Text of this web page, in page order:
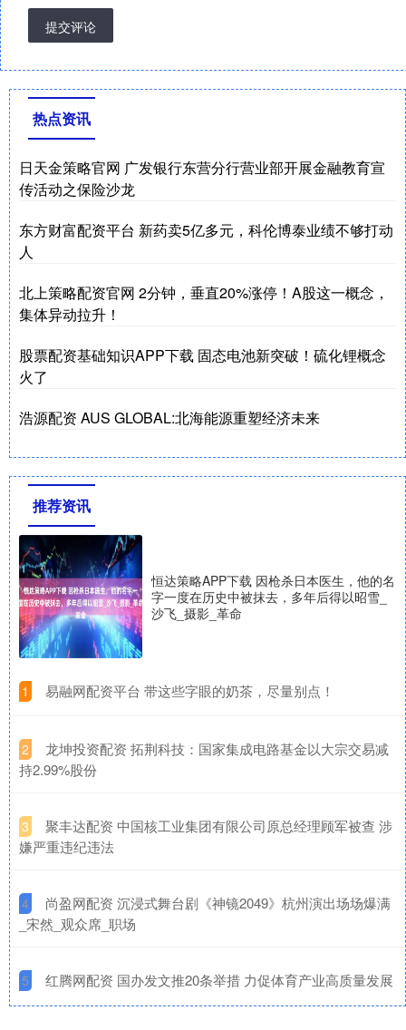
提交评论
热点资讯
日天金策略官网 广发银行东营分行营业部开展金融教育宣
传活动之保险沙龙
东方财富配资平台 新药卖5亿多元，科伦博泰业绩不够打动
人
北上策略配资官网 2分钟，垂直20%涨停！A股这一概念，
集体异动拉升！
股票配资基础知识APP下载 固态电池新突破！硫化锂概念
火了
浩源配资 AUS GLOBAL:北海能源重塑经济未来
推荐资讯
恒达策略APP下载 因枪杀日本医生，他的名
字一度在历史中被抹去，多年后得以昭雪_
沙飞_摄影_革命
1 ​易融网配资平台 带这些字眼的奶茶，尽量别点！
2
​龙坤投资配资 拓荆科技：国家集成电路基金以大宗交易减
持2.99%股份
3
​聚丰达配资 中国核工业集团有限公司原总经理顾军被查 涉
嫌严重违纪违法
4
​尚盈网配资 沉浸式舞台剧《神镜2049》杭州演出场场爆满
_宋然_观众席_职场
5 ​红腾网配资 国办发文推20条举措 力促体育产业高质量发展